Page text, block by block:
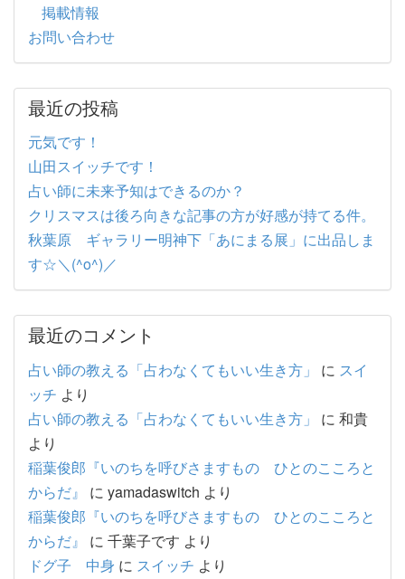
掲載情報
お問い合わせ
最近の投稿
元気です！
山田スイッチです！
占い師に未来予知はできるのか？
クリスマスは後ろ向きな記事の方が好感が持てる件。
秋葉原 ギャラリー明神下「あにまる展」に出品しま
す☆＼(^o^)／
最近のコメント
占い師の教える「占わなくてもいい生き方」 に スイ
ッチ より
占い師の教える「占わなくてもいい生き方」
に 和貴
より
稲葉俊郎『いのちを呼びさますもの ひとのこころと
からだ』
に yamadaswitch より
稲葉俊郎『いのちを呼びさますもの ひとのこころと
からだ』
に 千葉子です より
ドグ子 中身 に スイッチ より